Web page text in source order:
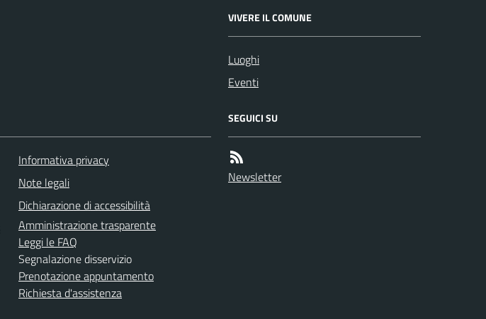
VIVERE IL COMUNE
Luoghi
Eventi
Informativa privacy
Note legali
Dichiarazione di accessibilità
Amministrazione trasparente
Leggi le FAQ
Segnalazione disservizio
Prenotazione appuntamento
Richiesta d'assistenza
SEGUICI SU
Newsletter